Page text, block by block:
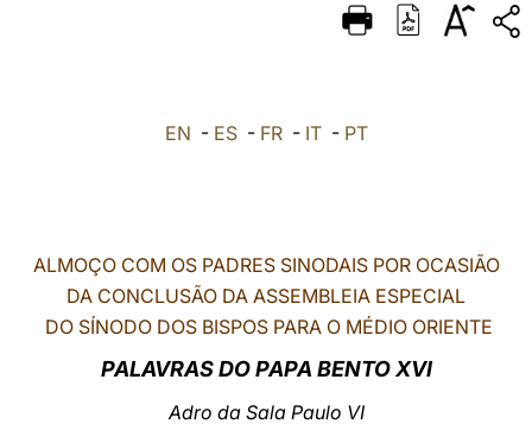
ITALIANO
中文
LATINE
EN - ES- FR- IT- PT
ALMOÇO COM OS PADRES SINODAIS POR OCASIÃO
DA CONCLUSÃO DA ASSEMBLEIA ESPECIAL
DO SÍNODO DOS BISPOS PARA O MÉDIO ORIENTE
PALAVRAS DO PAPA BENTO XVI
Adro da Sala Paulo VI